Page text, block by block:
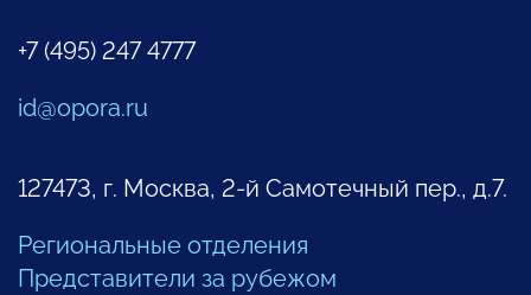
+7 (495) 247 4777
id@opora.ru
127473, г. Москва, 2-й Самотечный пер., д.7.
Региональные отделения
Представители за рубежом